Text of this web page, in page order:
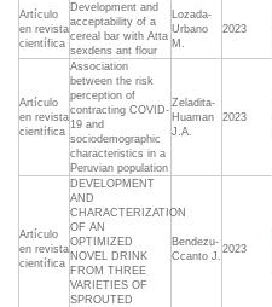
Artículo
en revista
científica
Development and
acceptability of a
cereal bar with Atta
sexdens ant flour
Lozada-
Urbano
M.
2023
Artículo
en revista
científica
Association
between the risk
perception of
contracting COVID-
19 and
sociodemographic
characteristics in a
Peruvian population
Zeladita-
Huaman
J.A.
2023
Artículo
en revista
científica
DEVELOPMENT
AND
CHARACTERIZATION
OF AN
OPTIMIZED
NOVEL DRINK
FROM THREE
VARIETIES OF
SPROUTED
Bendezu-
Ccanto J.
2023